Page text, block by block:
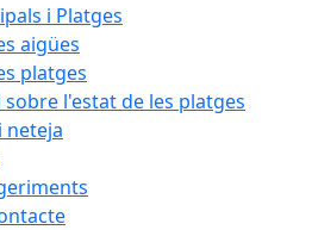
i Platges
aigües
platges
l'estat de les platges
neteja